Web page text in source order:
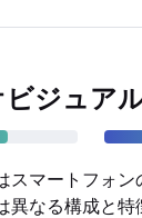
ジュア
スマートフォ
異なる構成と特